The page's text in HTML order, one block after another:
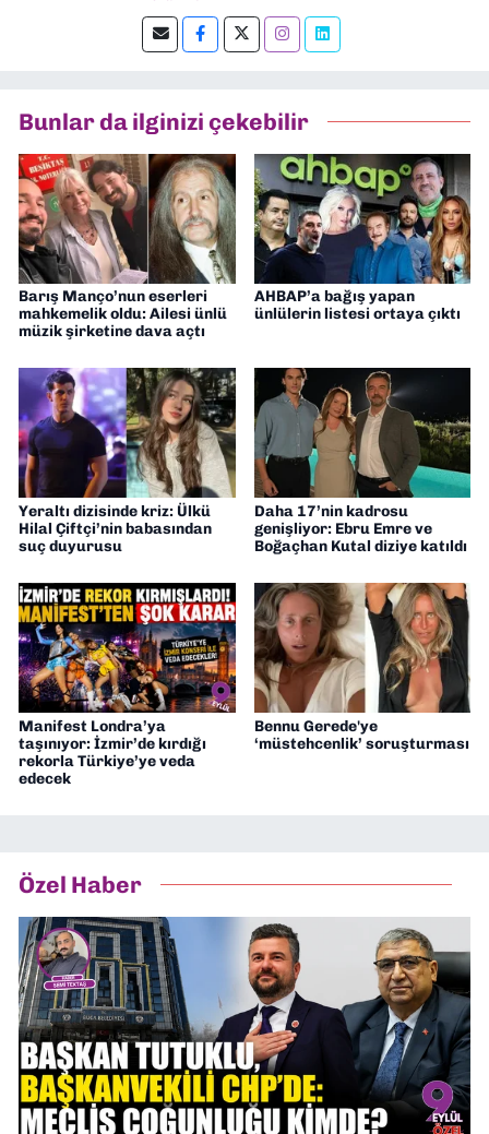
editörlük yapıyorum.
Bunlar da ilginizi çekebilir
Barış Manço’nun eserleri
mahkemelik oldu: Ailesi ünlü
müzik şirketine dava açtı
AHBAP’a bağış yapan
ünlülerin listesi ortaya çıktı
Yeraltı dizisinde kriz: Ülkü
Hilal Çiftçi’nin babasından
suç duyurusu
Daha 17’nin kadrosu
genişliyor: Ebru Emre ve
Boğaçhan Kutal diziye katıldı
Manifest Londra’ya
taşınıyor: İzmir’de kırdığı
rekorla Türkiye’ye veda
edecek
Bennu Gerede'ye
‘müstehcenlik’ soruşturması
Özel Haber